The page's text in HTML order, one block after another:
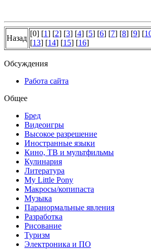
Назад
[0] [1] [2] [3] [4] [5] [6] [7] [8] [9] [
[13] [14] [15] [16]
Обсуждения
Работа сайта
Общее
Бред
Видеоигры
Высокое разрешение
Иностранные языки
Кино, ТВ и мультфильмы
Кулинария
Литература
My Little Pony
Макросы/копипаста
Музыка
Паранормальные явления
Разработка
Рисование
Туризм
Электроника и ПО